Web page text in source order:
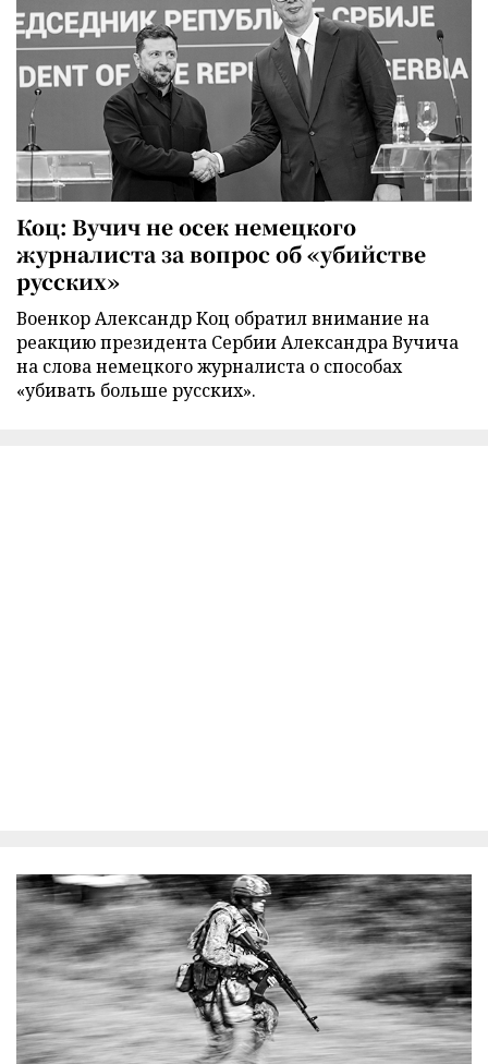
Коц: Вучич не осек немецкого
журналиста за вопрос об «убийстве
русских»
Военкор Александр Коц обратил внимание на
реакцию президента Сербии Александра Вучича
на слова немецкого журналиста о способах
«убивать больше русских».